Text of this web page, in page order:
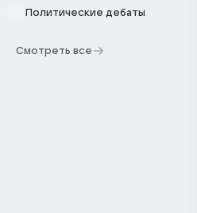
Политические дебаты
Смотреть все